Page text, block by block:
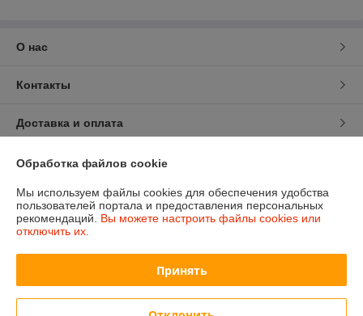
О нас
Контакты
Доставка и оплата
График работы
Полная версия сайта
Политика обработки cookies
Сайт создан на платформе Deal.by
Обработка файлов cookie
Мы используем файлы cookies для обеспечения удобства
пользователей портала и предоставления персональных
рекомендаций. Вы можете настроить файлы cookies или
отключить их.
Принять